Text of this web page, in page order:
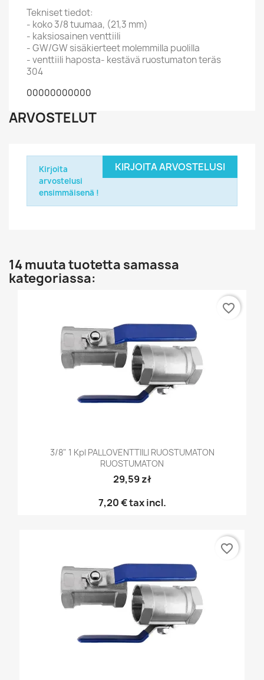
Tekniset tiedot:
- koko 3/8 tuumaa, (21,3 mm)
- kaksiosainen venttiili
- GW/GW sisäkierteet molemmilla puolilla
- venttiili haposta- kestävä ruostumaton teräs
304
00000000000
ARVOSTELUT
KIRJOITA ARVOSTELUSI
Kirjoita
arvostelusi
ensimmäisenä !
14 muuta tuotetta samassa
kategoriassa:
3/8" 1 Kpl PALLOVENTTIILI RUOSTUMATON
RUOSTUMATON
29,59 zł
7,20 €tax incl.
favorite_border
favorite_border